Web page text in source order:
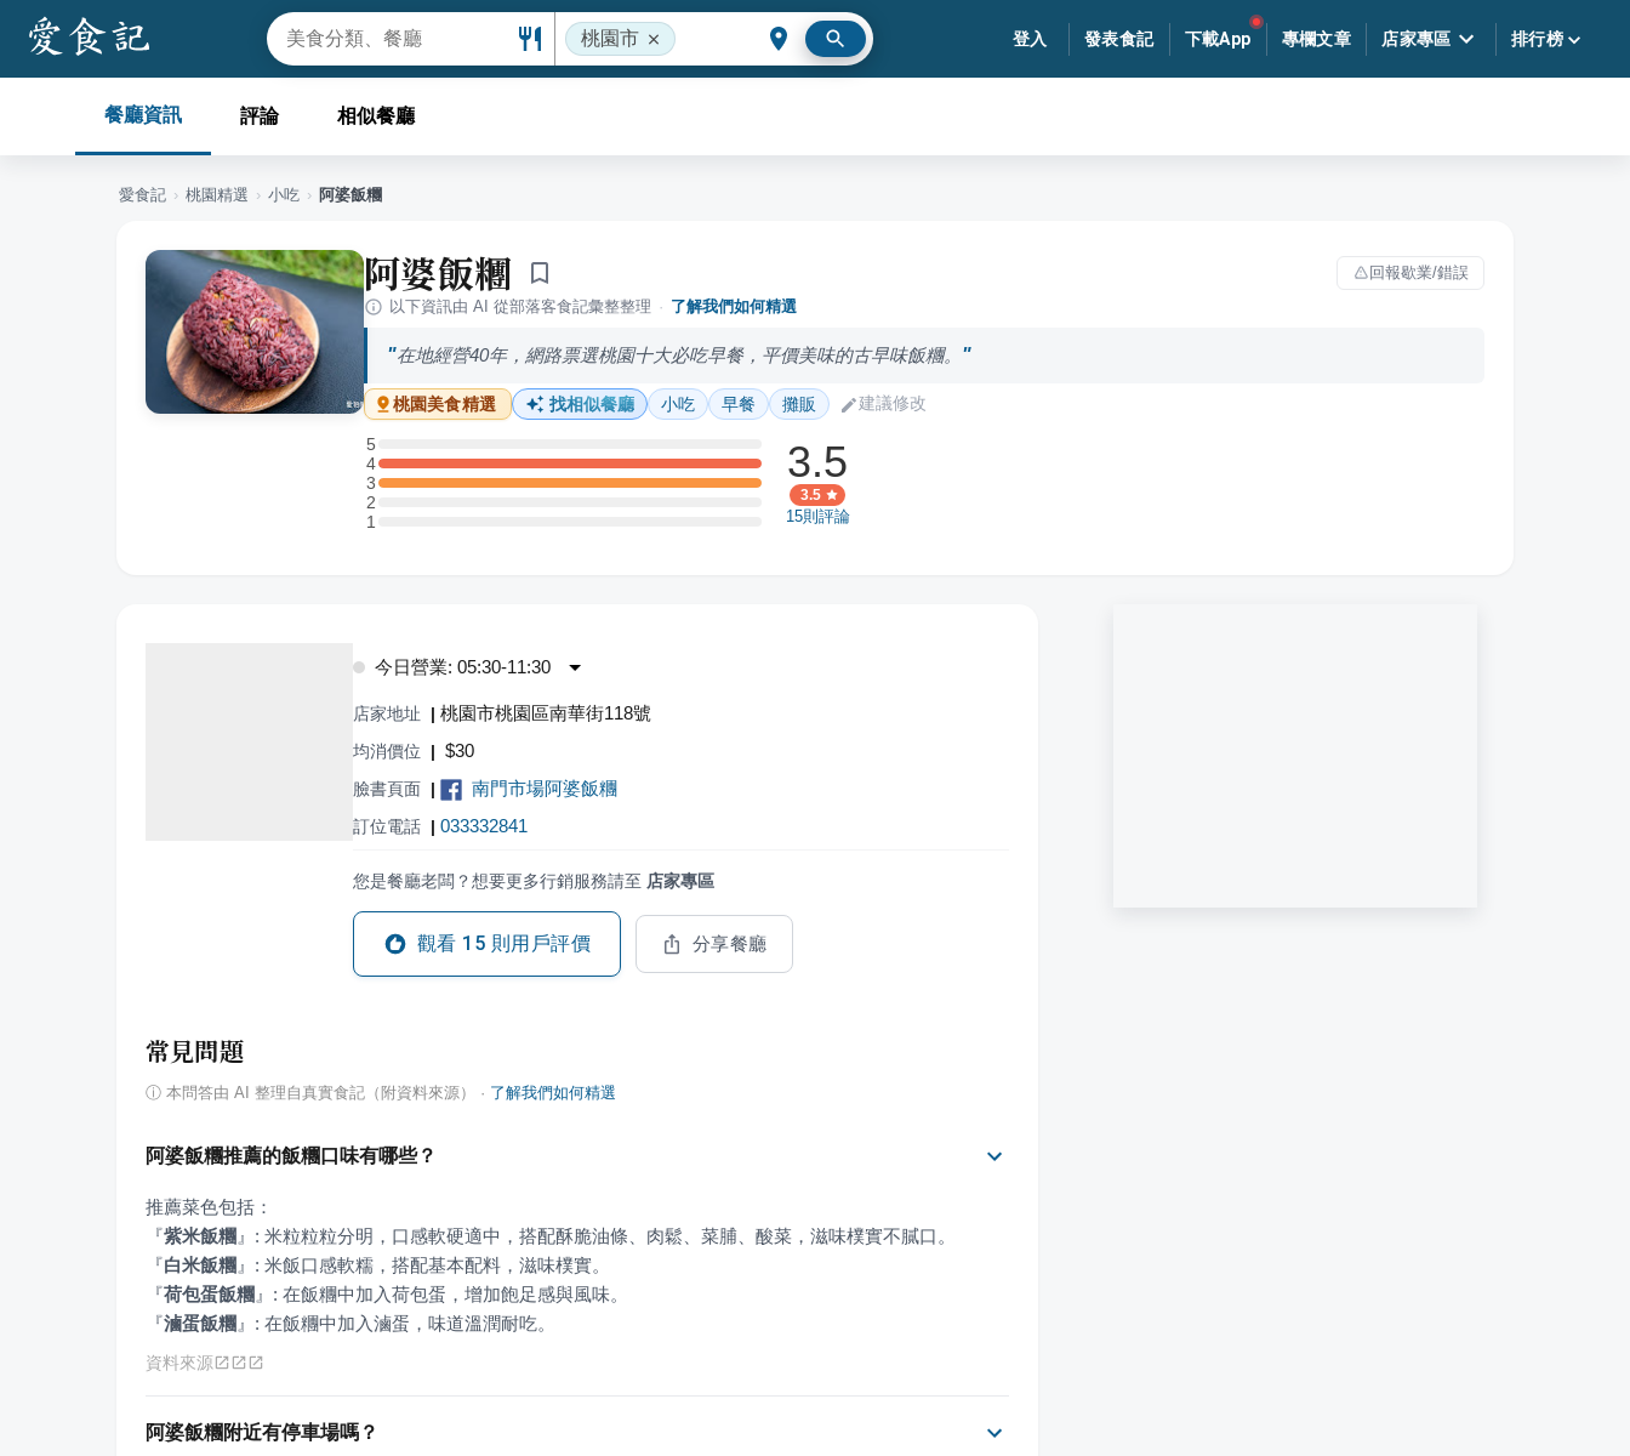
桃園市 登入 發表食記 下載App 專欄文章 店家專區 排行榜
餐廳資訊 評論 相似餐廳
愛食記 › 桃園精選 › 小吃 › 阿婆飯糰
阿婆飯糰
回報歇業/錯誤
以下資訊由 AI 從部落客食記彙整整理 · 了解我們如何精選
在地經營40年，網路票選桃園十大必吃早餐，平價美味的古早味飯糰。
桃園美食精選 找相似餐廳 小吃 早餐 攤販 建議修改
5
5 星：0 則評論
4
4 星：1 則評論
3
3 星：1 則評論
2
2 星：0 則評論
11 星：0 則評論
3.5
3.5
15則評論
今日營業: 05:30-11:30
店家地址 | 桃園市桃園區南華街118號
均消價位 | $30
臉書頁面 | 南門市場阿婆飯糰
訂位電話 | 033332841
您是餐廳老闆？想要更多行銷服務請至 店家專區
觀看 15 則用戶評價 分享餐廳
常見問題
ⓘ 本問答由 AI 整理自真實食記（附資料來源） · 了解我們如何精選
阿婆飯糰推薦的飯糰口味有哪些？
『紫米飯糰 』
『白米飯糰 』
『荷包蛋飯糰 』
『滷蛋飯糰 』 : 在飯糰中加入滷蛋，味道溫潤耐吃。
資料來源
阿婆飯糰附近有停車場嗎？